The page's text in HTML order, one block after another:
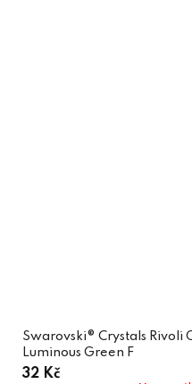
Swarovski® Crystals Rivoli
Luminous Green F
32 Kč